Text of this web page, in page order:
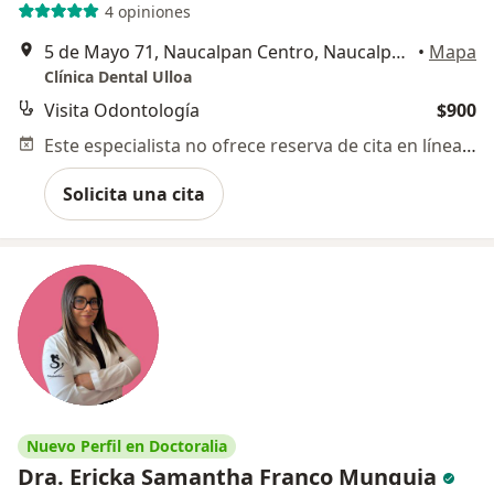
4 opiniones
5 de Mayo 71, Naucalpan Centro, Naucalpan de Juárez • Mapa
Clínica Dental Ulloa
Visita Odontología
$900
Este especialista no ofrece reserva de cita en línea en esta dirección.
Solicita una cita
Nuevo Perfil en Doctoralia
Dra. Ericka Samantha Franco Munguia